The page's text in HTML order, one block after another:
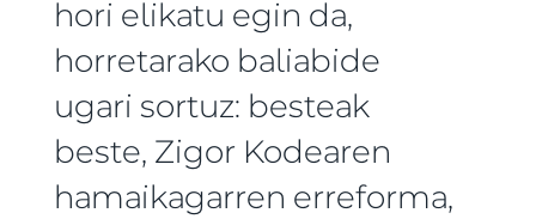
hori elikatu egin da,
horretarako baliabide
ugari sortuz: besteak
beste, Zigor Kodearen
hamaikagarren erreforma,